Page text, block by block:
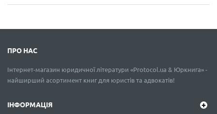
ПРО НАС
Інтернет-магазин юридичної літератури «Protocol.ua & Юркнига» -
найширший асортимент книг для юристів та адвокатів!
ІНФОРМАЦІЯ